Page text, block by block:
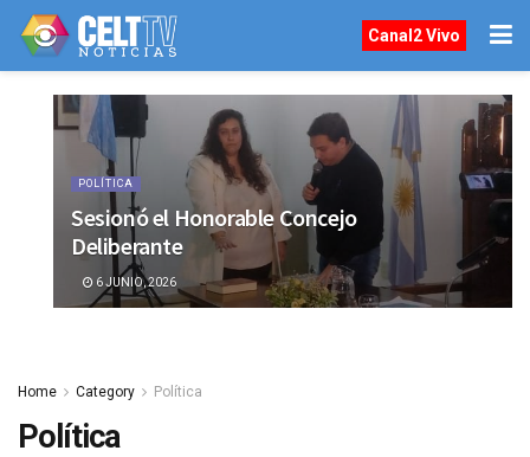
Canal2 Vivo
POLÍTICA
Sesionó el Honorable Concejo
Deliberante
6 JUNIO, 2026
Home Category Política
Política